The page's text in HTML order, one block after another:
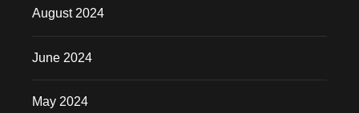
August 2024
June 2024
May 2024